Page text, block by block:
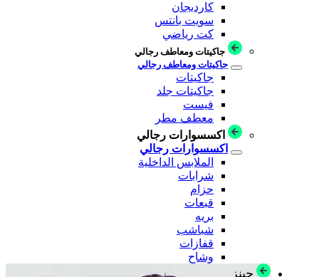
كارديجان
سويت بانتس
كت رياضي
جاكيتات ومعاطف رجالي
جاكيتات ومعاطف رجالي
جاكيتات
جاكيتات جلد
فيست
معطف مطر
اكسسوارات رجالي
اكسسوارات رجالي
الملابس الداخلية
شرابات
حزام
قبعات
بريه
شباشب
قفازات
وشاح
جينز